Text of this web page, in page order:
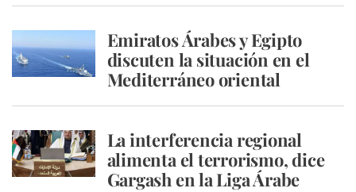
Emiratos Árabes y Egipto
discuten la situación en el
Mediterráneo oriental
La interferencia regional
alimenta el terrorismo, dice
Gargash en la Liga Árabe